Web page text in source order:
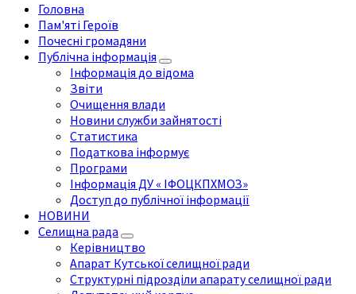
Головна
Пам'яті Героїв
Почесні громадяни
Публічна інформація
Інформація до відома
Звіти
Очищення влади
Новини служби зайнятості
Статистика
Податкова інформує
Програми
Інформація ДУ « ІФОЦКПХМОЗ»
Доступ до публічної інформації
НОВИНИ
Селищна рада
Керівництво
Апарат Кутської селищної ради
Структурні підрозділи апарату селищної ради